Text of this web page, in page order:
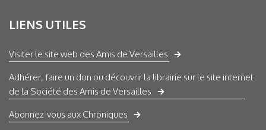
LIENS UTILES
Visiter le site web des Amis de Versailles
Adhérer, faire un don ou découvrir la librairie sur le site internet
de la Société des Amis de Versailles
Abonnez-vous aux Chroniques